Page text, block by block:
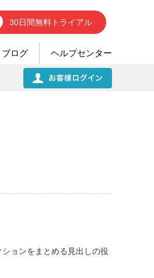
30日間無料トライアル
ブログ ヘルプセンター
ョンをまとめる見出しの役